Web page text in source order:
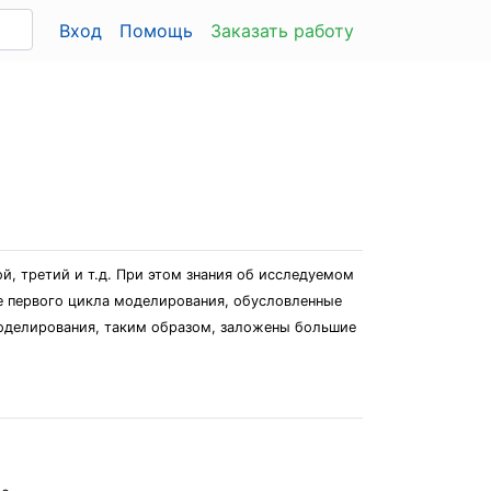
Вход Помощь Заказать работу
третий и т.д. При этом знания об исследуемом
первого цикла моделирования, обусловленные
таким образом, заложены большие